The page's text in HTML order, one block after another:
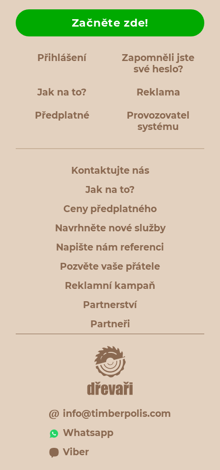
Přihlášení
Zapomněli jste
své heslo?
Jak na to?
Začněte zde!
Reklama
Předplatné
Provozovatel
systému
Kontaktujte nás
Jak na to?
Ceny předplatného
Navrhněte nové služby
Napište nám referenci
Pozvěte vaše přátele
Reklamní kampaň
Partnerství
Partneři
info@timberpolis.com
Whatsapp
Viber